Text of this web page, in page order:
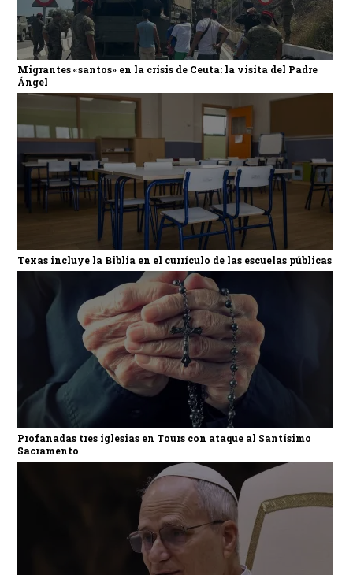
Migrantes «santos» en la crisis de Ceuta: la visita del Padre
Ángel
Texas incluye la Biblia en el currículo de las escuelas públicas
Profanadas tres iglesias en Tours con ataque al Santísimo
Sacramento